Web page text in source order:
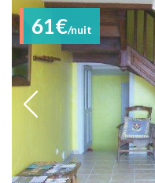
61€/nuit